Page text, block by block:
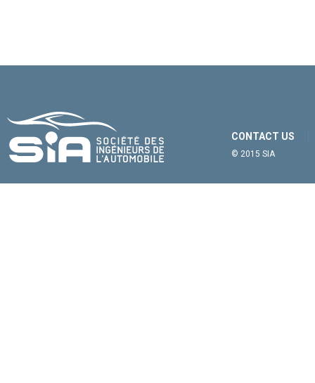
CONTACT US
© 2015 SIA